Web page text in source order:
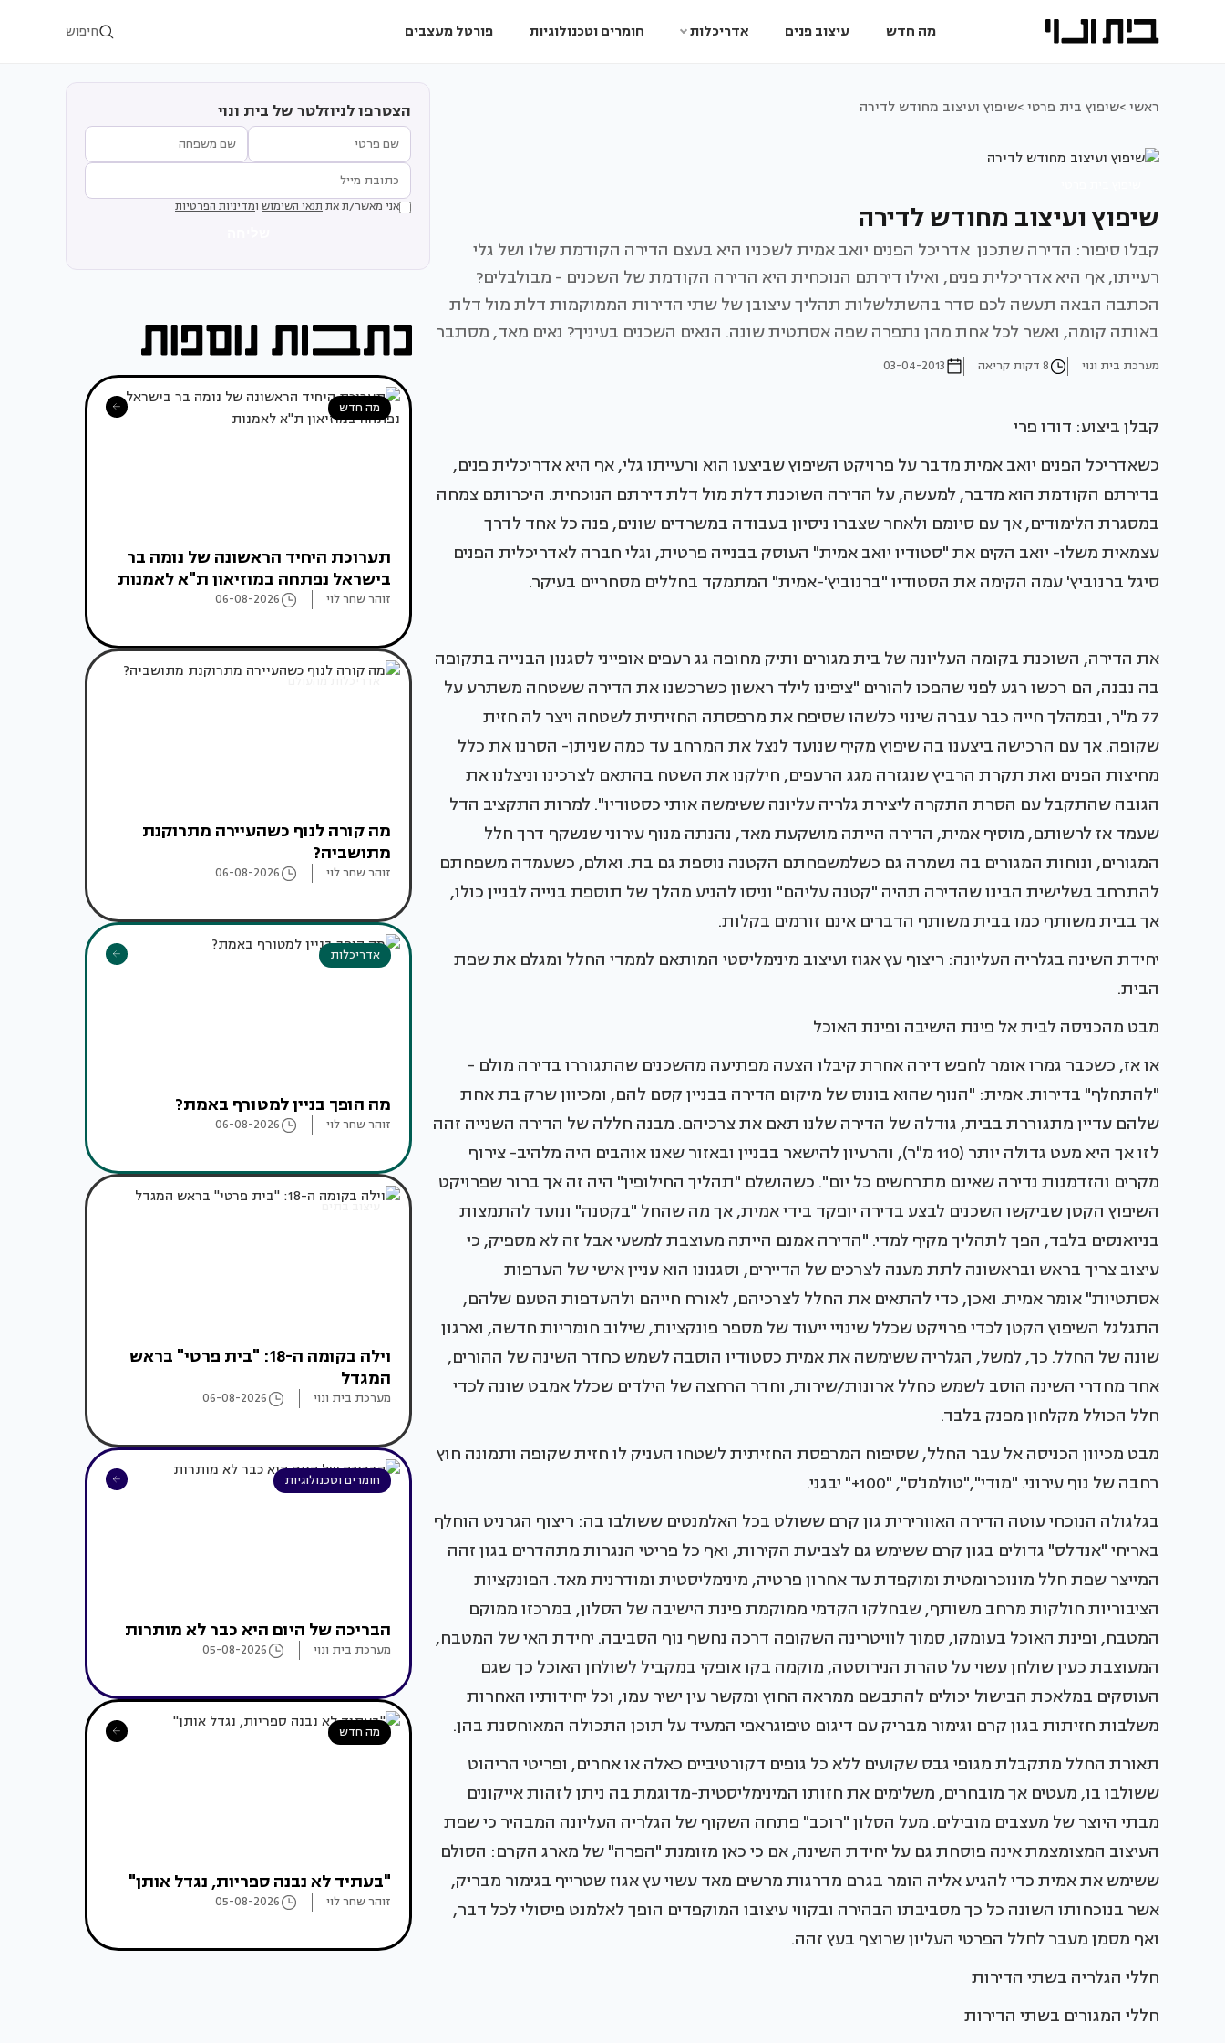
מה חדש עיצוב פנים אדריכלות חומרים וטכנולוגיות פורטל מעצבים חיפוש
ראשי >שיפוץ בית פרטי >שיפוץ ועיצוב מחודש לדירה
שיפוץ ועיצוב מחודש לדירה
קבלו סיפור: הדירה שתכנן אדריכל הפנים יואב אמית לשכניו היא בעצם הדירה הקודמת שלו ושל גלי
רעייתו, אף היא אדריכלית פנים, ואילו דירתם הנוכחית היא הדירה הקודמת של השכנים - מבולבלים?
הכתבה הבאה תעשה לכם סדר בהשתלשלות תהליך עיצובן של שתי הדירות הממוקמות דלת מול דלת
באותה קומה, ואשר לכל אחת מהן נתפרה שפה אסתטית שונה. הנאים השכנים בעיניך? נאים מאד, מסתבר
מערכת בית ונוי 8 דקות קריאה 03-04-2013
קבלן ביצוע: דודו פרי
כשאדריכל הפנים יואב אמית מדבר על פרויקט השיפוץ שביצעו הוא ורעייתו גלי, אף היא אדריכלית פנים,
בדירתם הקודמת הוא מדבר, למעשה, על הדירה השוכנת דלת מול דלת דירתם הנוכחית. היכרותם צמחה
במסגרת הלימודים, אך עם סיומם ולאחר שצברו ניסיון בעבודה במשרדים שונים, פנה כל אחד לדרך
עצמאית משלו- יואב הקים את "סטודיו יואב אמית" העוסק בבנייה פרטית, וגלי חברה לאדריכלית הפנים
סיגל ברנוביץ' עמה הקימה את הסטודיו "ברנוביץ'-אמית" המתמקד בחללים מסחריים בעיקר.
את הדירה, השוכנת בקומה העליונה של בית מגורים ותיק מחופה גג רעפים אופייני לסגנון הבנייה בתקופה
בה נבנה, הם רכשו רגע לפני שהפכו להורים "ציפינו לילד ראשון כשרכשנו את הדירה ששטחה משתרע על
77 מ"ר, ובמהלך חייה כבר עברה שינוי כלשהו שסיפח את מרפסתה החזיתית לשטחה ויצר לה חזית
שקופה. אך עם הרכישה ביצענו בה שיפוץ מקיף שנועד לנצל את המרחב עד כמה שניתן- הסרנו את כלל
מחיצות הפנים ואת תקרת הרביץ שנגזרה מגג הרעפים, חילקנו את השטח בהתאם לצרכינו וניצלנו את
הגובה שהתקבל עם הסרת התקרה ליצירת גלריה עליונה ששימשה אותי כסטודיו". למרות התקציב הדל
שעמד אז לרשותם, מוסיף אמית, הדירה הייתה מושקעת מאד, נהנתה מנוף עירוני שנשקף דרך חלל
המגורים, ונוחות המגורים בה נשמרה גם כשלמשפחתם הקטנה נוספת גם בת. ואולם, כשעמדה משפחתם
להתרחב בשלישית הבינו שהדירה תהיה "קטנה עליהם" וניסו להניע מהלך של תוספת בנייה לבניין כולו,
אך בבית משותף כמו בבית משותף הדברים אינם זורמים בקלות.
יחידת השינה בגלריה העליונה: ריצוף עץ אגוז ועיצוב מינימליסטי המותאם לממדי החלל ומגלם את שפת
הבית.
מבט מהכניסה לבית אל פינת הישיבה ופינת האוכל
או אז, כשכבר גמרו אומר לחפש דירה אחרת קיבלו הצעה מפתיעה מהשכנים שהתגוררו בדירה מולם -
"להתחלף" בדירות. אמית: "הנוף שהוא בונוס של מיקום הדירה בבניין קסם להם, ומכיוון שרק בת אחת
שלהם עדיין מתגוררת בבית, גודלה של הדירה שלנו תאם את צרכיהם. מבנה חללה של הדירה השנייה זהה
לזו אך היא מעט גדולה יותר (110 מ"ר), והרעיון להישאר בבניין ובאזור שאנו אוהבים היה מלהיב- צירוף
מקרים והזדמנות נדירה שאינם מתרחשים כל יום". כשהושלם "תהליך החילופין" היה זה אך ברור שפרויקט
השיפוץ הקטן שביקשו השכנים לבצע בדירה יופקד בידי אמית, אך מה שהחל "בקטנה" ונועד להתמצות
בניואנסים בלבד, הפך לתהליך מקיף למדי. "הדירה אמנם הייתה מעוצבת למשעי אבל זה לא מספיק, כי
עיצוב צריך בראש ובראשונה לתת מענה לצרכים של הדיירים, וסגנונו הוא עניין אישי של העדפות
אסתטיות" אומר אמית. ואכן, כדי להתאים את החלל לצרכיהם, לאורח חייהם ולהעדפות הטעם שלהם,
התגלגל השיפוץ הקטן לכדי פרויקט שכלל שינויי ייעוד של מספר פונקציות, שילוב חומריות חדשה, וארגון
שונה של החלל. כך, למשל, הגלריה ששימשה את אמית כסטודיו הוסבה לשמש כחדר השינה של ההורים,
אחד מחדרי השינה הוסב לשמש כחלל ארונות/שירות, וחדר הרחצה של הילדים שכלל אמבט שונה לכדי
חלל הכולל מקלחון מפנק בלבד.
מבט מכיוון הכניסה אל עבר החלל, שסיפוח המרפסת החזיתית לשטחו העניק לו חזית שקופה ותמונה חוץ
רחבה של נוף עירוני. "מודי","טולמנ'ס", "100+" יבגני.
בגלגולה הנוכחי עוטה הדירה האוורירית גון קרם ששולט בכל האלמנטים ששולבו בה: ריצוף הגרניט הוחלף
באריחי "אנדלס" גדולים בגון קרם ששימש גם לצביעת הקירות, ואף כל פריטי הנגרות מתהדרים בגון זהה
המייצר שפת חלל מונוכרומטית ומוקפדת עד אחרון פרטיה, מינימליסטית ומודרנית מאד. הפונקציות
הציבוריות חולקות מרחב משותף, שבחלקו הקדמי ממוקמת פינת הישיבה של הסלון, במרכזו ממוקם
המטבח, ופינת האוכל בעומקו, סמוך לוויטרינה השקופה דרכה נחשף נוף הסביבה. יחידת האי של המטבח,
המעוצבת כעין שולחן עשוי על טהרת הנירוסטה, מוקמה בקו אופקי במקביל לשולחן האוכל כך שגם
העוסקים במלאכת הבישול יכולים להתבשם ממראה החוץ ומקשר עין ישיר עמו, וכל יחידותיו האחרות
משלבות חזיתות בגון קרם וגימור מבריק עם דיגום טיפוגראפי המעיד על תוכן התכולה המאוחסנת בהן.
תאורת החלל מתקבלת מגופי גבס שקועים ללא כל גופים דקורטיביים כאלה או אחרים, ופריטי הריהוט
ששולבו בו, מעטים אך מובחרים, משלימים את חזותו המינימליסטית-מדוגמת בה ניתן לזהות אייקונים
מבתי היוצר של מעצבים מובילים. מעל הסלון "רוכב" פתחה השקוף של הגלריה העליונה המבהיר כי שפת
העיצוב המצומצמת אינה פוסחת גם על יחידת השינה, אם כי כאן מזומנת "הפרה" של מארג הקרם: הסולם
ששימש את אמית כדי להגיע אליה הומר בגרם מדרגות מרשים מאד עשוי עץ אגוז שטרייף בגימור מבריק,
אשר בנוכחותו השונה כל כך מסביבתו הבהירה ובקווי עיצובו המוקפדים הופך לאלמנט פיסולי לכל דבר,
ואף מסמן מעבר לחלל הפרטי העליון שרוצף בעץ זהה.
חללי הגלריה בשתי הדירות
חללי המגורים בשתי הדירות
הצטרפו לניוזלטר של בית ונוי
אני מאשר/ת את תנאי השימוש ומדיניות הפרטיות
מה חדש
תערוכת היחיד הראשונה של נומה בר
בישראל נפתחה במוזיאון ת"א לאמנות
זוהר שחר לוי 06-08-2026
אדריכלות מהעולם
מה קורה לנוף כשהעיירה מתרוקנת
מתושביה?
זוהר שחר לוי 06-08-2026
אדריכלות
מה הופך בניין למטורף באמת?
זוהר שחר לוי 06-08-2026
עיצוב בתים
וילה בקומה ה-18: "בית פרטי" בראש
המגדל
מערכת בית ונוי 06-08-2026
חומרים וטכנולוגיות
הבריכה של היום היא כבר לא מותרות
מערכת בית ונוי 05-08-2026
מה חדש
"בעתיד לא נבנה ספריות, נגדל אותן"
זוהר שחר לוי 05-08-2026